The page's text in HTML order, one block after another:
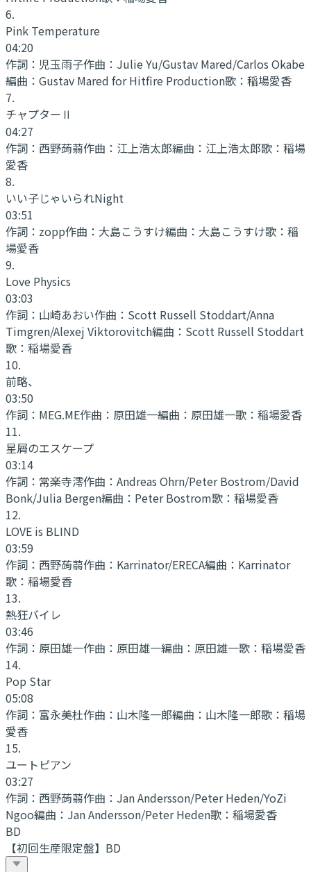
6.
Pink Temperature
04:20
作詞： 児玉雨子作曲： Julie Yu/Gustav Mared/Carlos Okabe
編曲： Gustav Mared for Hitfire Production歌： 稲場愛香
7.
チャプターⅡ
04:27
作詞： 西野蒟蒻作曲： 江上浩太郎編曲： 江上浩太郎歌： 稲場
愛香
8.
いい子じゃいられNight
03:51
作詞： zopp作曲： 大島こうすけ編曲： 大島こうすけ歌： 稲
場愛香
9.
Love Physics
03:03
作詞： 山崎あおい作曲： Scott Russell Stoddart/Anna
Timgren/Alexej Viktorovitch編曲： Scott Russell Stoddart
歌： 稲場愛香
10.
前略、
03:50
作詞： MEG.ME作曲： 原田雄一編曲： 原田雄一歌： 稲場愛香
11.
星屑のエスケープ
03:14
作詞： 常楽寺澪作曲： Andreas Ohrn/Peter Bostrom/David
Bonk/Julia Bergen編曲： Peter Bostrom歌： 稲場愛香
12.
LOVE is BLIND
03:59
作詞： 西野蒟蒻作曲： Karrinator/ERECA編曲： Karrinator
歌： 稲場愛香
13.
熱狂バイレ
03:46
作詞： 原田雄一作曲： 原田雄一編曲： 原田雄一歌： 稲場愛香
14.
Pop Star
05:08
作詞： 富永美杜作曲： 山木隆一郎編曲： 山木隆一郎歌： 稲場
愛香
15.
ユートピアン
03:27
作詞： 西野蒟蒻作曲： Jan Andersson/Peter Heden/YoZi
Ngoo編曲： Jan Andersson/Peter Heden歌： 稲場愛香
BD
【初回生産限定盤】BD